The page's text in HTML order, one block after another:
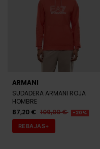
ARMANI
SUDADERA ARMANI ROJA
HOMBRE
87,20 € 109,00 € -20%
REBAJAS+